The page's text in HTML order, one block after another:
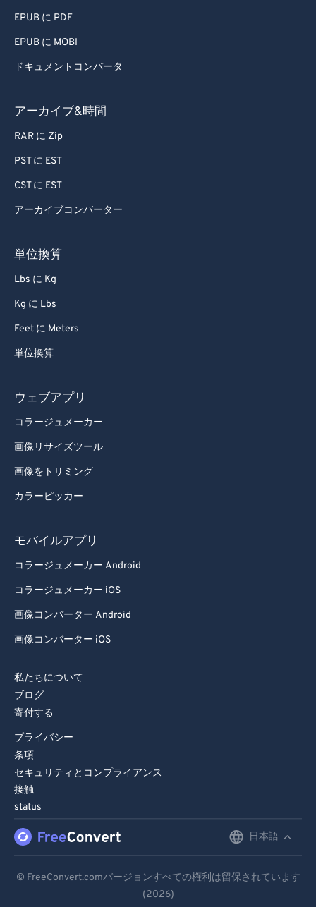
EPUB に PDF
EPUB に MOBI
ドキュメントコンバータ
アーカイブ&時間
RAR に Zip
PST に EST
CST に EST
アーカイブコンバーター
単位換算
Lbs に Kg
Kg に Lbs
Feet に Meters
単位換算
ウェブアプリ
コラージュメーカー
画像リサイズツール
画像をトリミング
カラーピッカー
モバイルアプリ
コラージュメーカー Android
コラージュメーカー iOS
画像コンバーター Android
画像コンバーター iOS
私たちについて
ブログ
寄付する
プライバシー
条項
セキュリティとコンプライアンス
接触
status
日本語
Español
© FreeConvert.comバージョンすべての権利は留保されています
(2026)